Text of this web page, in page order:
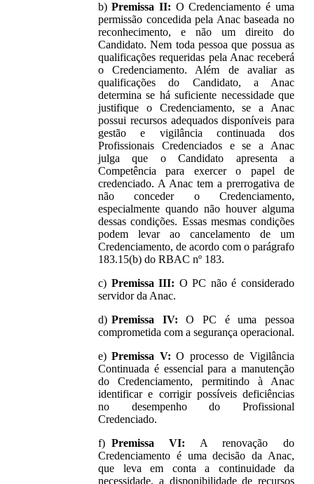
Premissa II: O Credenciamento é uma
permissão concedida pela Anac baseada no
reconhecimento, e não um direito do
Candidato. Nem toda pessoa que possua as
qualificações requeridas pela Anac receberá
o Credenciamento. Além de avaliar as
qualificações do Candidato, a Anac
determina se há suficiente necessidade que
justifique o Credenciamento, se a Anac
possui recursos adequados disponíveis para
gestão e vigilância continuada dos
Profissionais Credenciados e se a Anac
julga que o Candidato apresenta a
Competência para exercer o papel de
credenciado. A Anac tem a prerrogativa de
não conceder o Credenciamento,
especialmente quando não houver alguma
dessas condições. Essas mesmas condições
podem levar ao cancelamento de um
Credenciamento, de acordo com o parágrafo
183.15(b) do RBAC nº 183.
Premissa III: O PC não é considerado
servidor da Anac.
Premissa IV: O PC é uma pessoa
comprometida com a segurança operacional.
Premissa V: O processo de Vigilância
Continuada é essencial para a manutenção
do Credenciamento, permitindo à Anac
identificar e corrigir possíveis deficiências
no desempenho do Profissional
Credenciado.
Premissa VI: A renovação do
Credenciamento é uma decisão da Anac,
que leva em conta a continuidade da
necessidade, a disponibilidade de recursos